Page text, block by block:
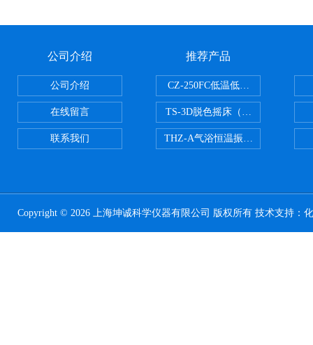
公司介绍
公司介绍
在线留言
联系我们
推荐产品
CZ-250FC低温低湿种子储藏柜
TS-3D脱色摇床（三维运动）
THZ-A气浴恒温振荡器
Copyright © 2026 上海坤诚科学仪器有限公司 版权所有 技术支持：